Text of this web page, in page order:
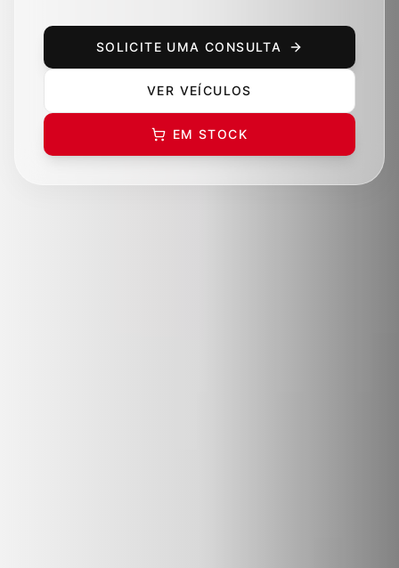
SOLICITE UMA CONSULTA
VER VEÍCULOS
EM STOCK